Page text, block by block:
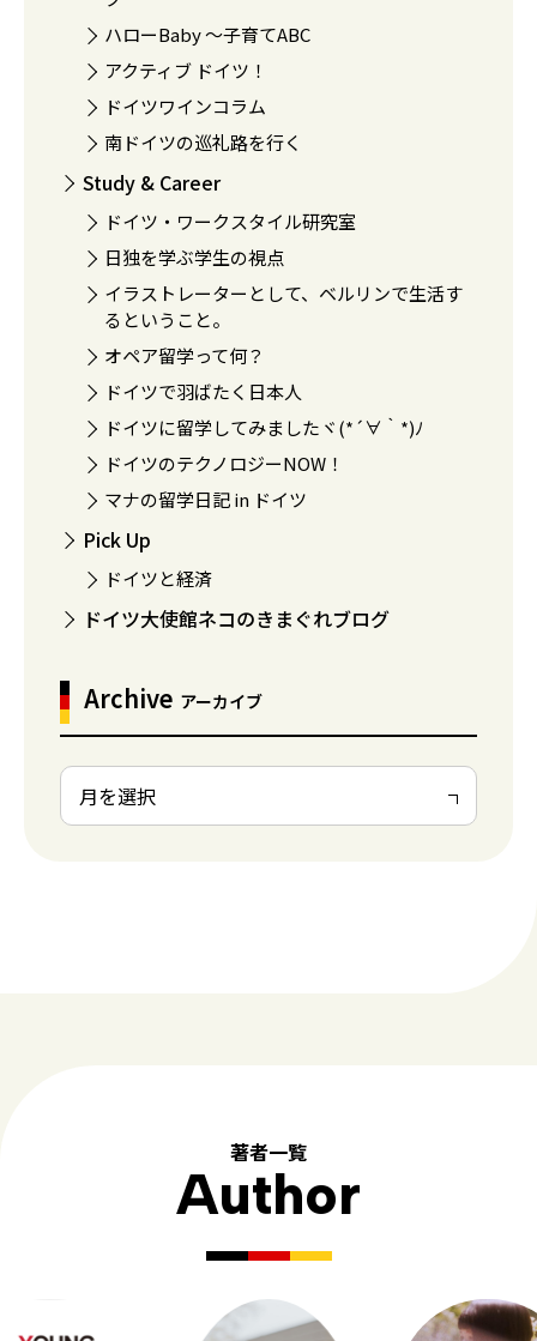
ハローBaby 〜子育てABC
アクティブ ドイツ！
ドイツワインコラム
南ドイツの巡礼路を行く
Study & Career
ドイツ・ワークスタイル研究室
日独を学ぶ学生の視点
イラストレーターとして、ベルリンで生活す
るということ。
オペア留学って何？
ドイツで羽ばたく日本人
ドイツに留学してみましたヾ(*´∀｀*)ﾉ
ドイツのテクノロジーNOW！
マナの留学日記 in ドイツ
Pick Up
ドイツと経済
ドイツ大使館ネコのきまぐれブログ
Archive アーカイブ
著者一覧
Author